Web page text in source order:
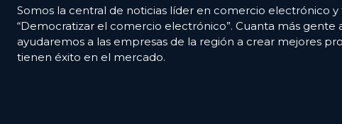
Somos la central de noticias líder en comercio electrónico
“Democratizar el comercio electrónico”. Cuanta más
ayudaremos a las empresas de la región a crear mejores
tienen éxito en el mercado.